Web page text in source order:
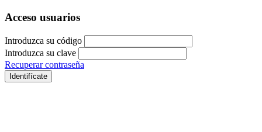
Acceso usuarios
Introduzca su código
Introduzca su clave
Recuperar contraseña
Identifícate